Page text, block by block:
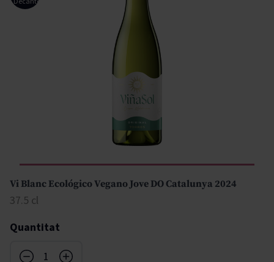
Vi Blanc Ecológico Vegano Jove DO Catalunya 2024
37.5 cl
Quantitat